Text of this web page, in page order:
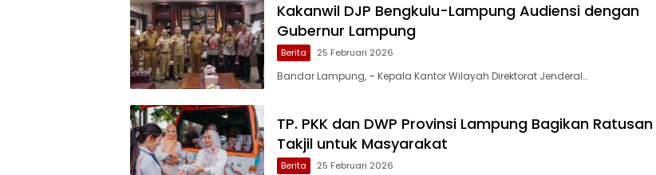
Kakanwil DJP Bengkulu-Lampung Audiensi dengan
Gubernur Lampung
Berita 25 Februari 2026
Bandar Lampung, – Kepala Kantor Wilayah Direktorat Jenderal…
TP. PKK dan DWP Provinsi Lampung Bagikan Ratusan
Takjil untuk Masyarakat
Berita 25 Februari 2026